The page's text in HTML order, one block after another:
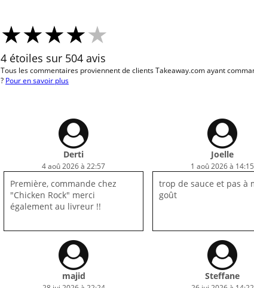
4 étoiles sur 504 avis
Tous les commentaires proviennent de clients Takeaway.com ayant
? Pour en savoir plus
Derti
4 aoû 2026 à 22:57
Première, commande chez
"Chicken Rock" merci
également au livreur !!
Joelle
1 aoû 2026 à 14:15
trop de sauce et pas à
goût
majid Steffane